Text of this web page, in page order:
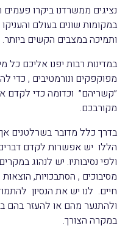
נציגים ממשרדנו ביקרו
במקומות שונים בעולם
ותמיכה במצבים הקשים ביותר.
במדינות רבות יפנו אליכם כל
מפוקפקים ונורמטיבים , כדי
״קשריהם״ וכדומה כדי לקדם
מקורבכם.
בדרך כלל מדובר בשרלטנים
הללו יש אפשרות לקדם דברים
ולפי נסיבותיו. יש לנהוג
מסיבוכים , הסתבכויות,
חיים. לנו יש את הנסיון
ולהתנער מהם או להעזר בהם
במקרה הצורך.